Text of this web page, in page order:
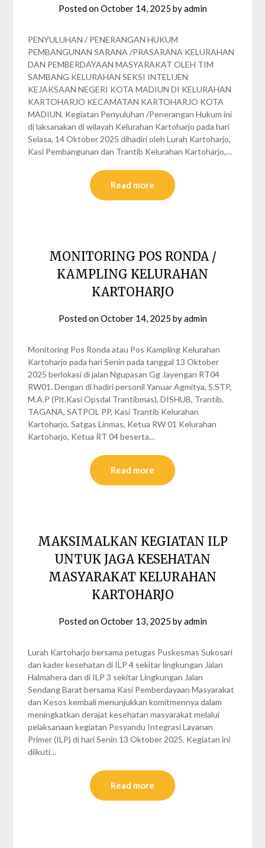
Posted onOctober 14, 2025 byadmin
PENYULUHAN / PENERANGAN HUKUM
PEMBANGUNAN SARANA /PRASARANA KELURAHAN
DAN PEMBERDAYAAN MASYARAKAT OLEH TIM
SAMBANG KELURAHAN SEKSI INTELIJEN
KEJAKSAAN NEGERI KOTA MADIUN DI KELURAHAN
KARTOHARJO KECAMATAN KARTOHARJO KOTA
MADIUN. Kegiatan Penyuluhan /Penerangan Hukum ini
di laksanakan di wilayah Kelurahan Kartoharjo pada hari
Selasa, 14 Oktober 2025 dihadiri oleh Lurah Kartoharjo,
Kasi Pembangunan dan Trantib Kelurahan Kartoharjo,…
Read more
MONITORING POS RONDA /
KAMPLING KELURAHAN
KARTOHARJO
Posted onOctober 14, 2025 byadmin
Monitoring Pos Ronda atau Pos Kampling Kelurahan
Kartoharjo pada hari Senin pada tanggal 13 Oktober
2025 berlokasi di jalan Ngupasan Gg Jayengan RT04
RW01. Dengan di hadiri personil Yanuar Agmitya, S.STP,
M.A.P (Plt.Kasi Opsdal Trantibmas), DISHUB, Trantib,
TAGANA, SATPOL PP, Kasi Trantib Kelurahan
Kartoharjo, Satgas Linmas, Ketua RW 01 Kelurahan
Kartoharjo, Ketua RT 04 beserta…
Read more
MAKSIMALKAN KEGIATAN ILP
UNTUK JAGA KESEHATAN
MASYARAKAT KELURAHAN
KARTOHARJO
Posted onOctober 13, 2025 byadmin
Lurah Kartoharjo bersama petugas Puskesmas Sukosari
dan kader kesehatan di ILP 4 sekitar lingkungan Jalan
Halmahera dan di ILP 3 sekitar Lingkungan Jalan
Sendang Barat bersama Kasi Pemberdayaan Masyarakat
dan Kesos kembali menunjukkan komitmennya dalam
meningkatkan derajat kesehatan masyarakat melalui
pelaksanaan kegiatan Posyandu Integrasi Layanan
Primer (ILP) di hari Senin 13 Oktober 2025. Kegiatan ini
diikuti…
Read more